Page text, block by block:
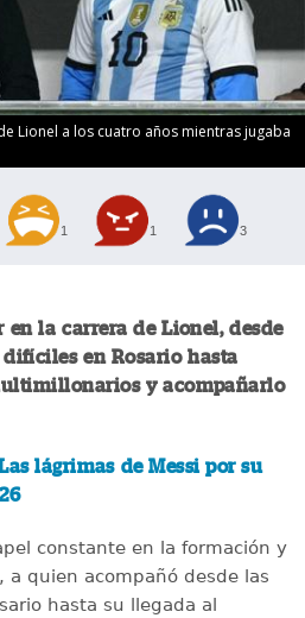
Lionel a los cuatro años mientras jugaba
1 1 3
en la carrera de Lionel, desde
en Rosario hasta
y acompañarlo
lágrimas de Messi por su
constante en la formación y
a quien acompañó desde las
hasta su llegada al